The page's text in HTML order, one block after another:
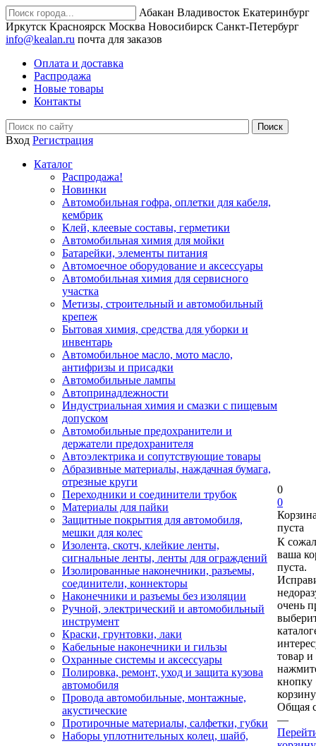
Абакан Владивосток Екатеринбург
Иркутск Красноярск Москва Новосибирск Санкт-Петербург
info@kealan.ru почта для заказов
Оплата и доставка
Распродажа
Новые товары
Контакты
Вход Регистрация
Каталог
Распродажа!
Новинки
Автомобильная гофра, оплетки для кабеля,
кембрик
Клей, клеевые составы, герметики
Автомобильная химия для мойки
Батарейки, элементы питания
Автомоечное оборудование и аксессуары
Автомобильная химия для сервисного
участка
Метизы, строительный и автомобильный
крепеж
Бытовая химия, средства для уборки и
инвентарь
Автомобильное масло, мото масло,
антифризы и присадки
Автомобильные лампы
Автопринадлежности
Индустриальная химия и смазки с пищевым
допуском
Автомобильные предохранители и
держатели предохранителя
Автоэлектрика и сопутствующие товары
Абразивные материалы, наждачная бумага,
отрезные круги
Переходники и соединители трубок
Материалы для пайки
Защитные покрытия для автомобиля,
мешки для колес
Изолента, скотч, клейкие ленты,
сигнальные ленты, ленты для ограждений
Изолированные наконечники, разъемы,
соединители, коннекторы
Наконечники и разъемы без изоляции
Ручной, электрический и автомобильный
инструмент
Краски, грунтовки, лаки
Кабельные наконечники и гильзы
Охранные системы и аксессуары
Полировка, ремонт, уход и защита кузова
автомобиля
Провода автомобильные, монтажные,
акустические
Протирочные материалы, салфетки, губки
Наборы уплотнительных колец, шайб,
0
0
пуста
К
ваша
пуста.
очень
товар и
кнопку
Общая
—